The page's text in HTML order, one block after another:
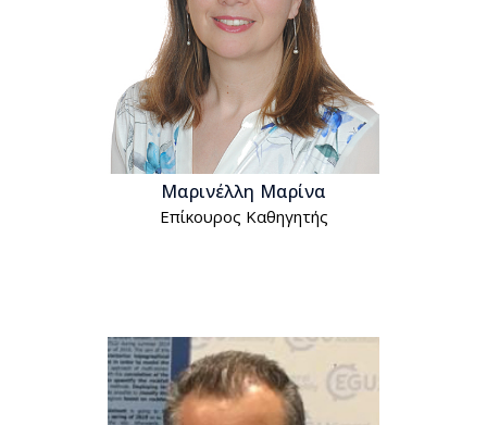
Μαρινέλλη Μαρίνα
Επίκουρος Kαθηγητής